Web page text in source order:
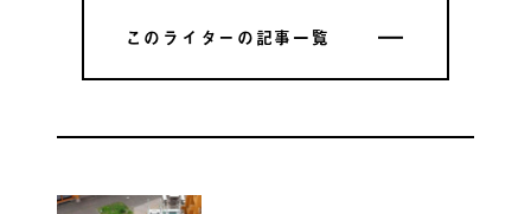
このライターの記事一覧
このライターの記事一覧